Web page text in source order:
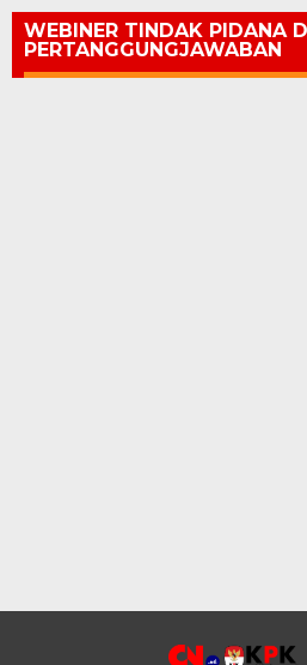
WEBINER TINDAK PIDANA
PERTANGGUNGJAWABAN